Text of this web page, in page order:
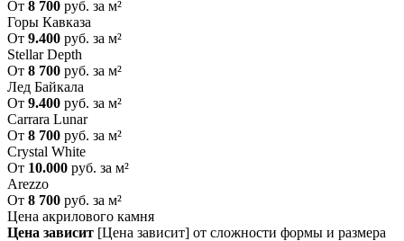
От 8 700 руб. за м²
Горы Кавказа
От 9.400 руб. за м²
Stellar Depth
От 8 700 руб. за м²
Лед Байкала
От 9.400 руб. за м²
Carrara Lunar
От 8 700 руб. за м²
Crystal White
От 10.000 руб. за м²
Arezzo
От 8 700 руб. за м²
Цена акрилового камня
Цена зависит [Цена зависит] от сложности формы и размера